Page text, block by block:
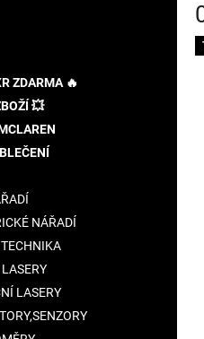
ZDARMA 🔥
💥
NÁŘADÍ
LASERY